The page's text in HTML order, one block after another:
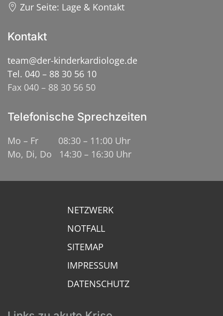
Zur Seite: Lage & Kontakt
Kontakt
team@der-kinderkardiologe.de
Tel. 040 – 88 30 56 10
Fax 040 – 88 30 56 50
Telefonische Sprechzeiten
Mo – Fr 08:30 – 11:00 Uhr
Mo, Di, Do 14:30 – 16:30 Uhr
NETZWERK
NOTFALL
SITEMAP
IMPRESSUM
DATENSCHUTZ